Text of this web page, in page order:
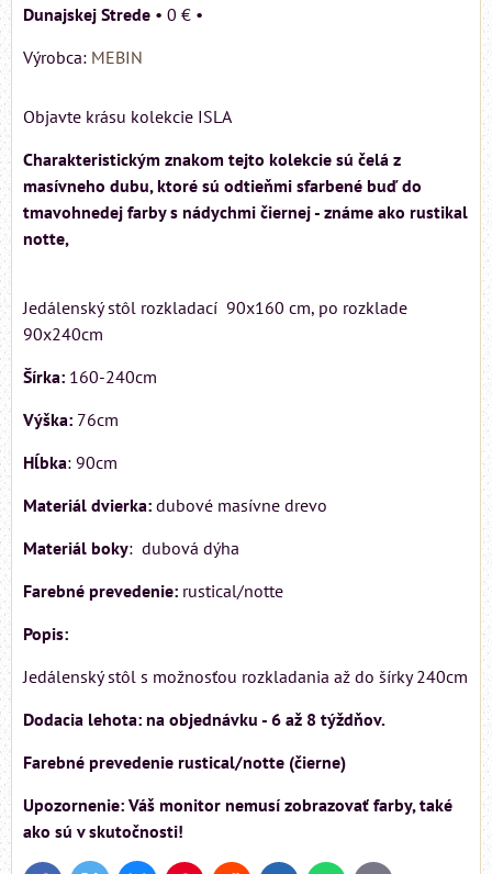
Dunajskej Strede • 0 € •
Výrobca: MEBIN
Objavte krásu kolekcie ISLA
Charakteristickým znakom tejto kolekcie sú čelá z
masívneho dubu, ktoré sú odtieňmi sfarbené buď do
tmavohnedej farby s nádychmi čiernej - známe ako rustikal
notte,
Jedálenský stôl rozkladací 90x160 cm, po rozklade
90x240cm
Šírka: 160-240cm
Výška: 76cm
Hĺbka: 90cm
Materiál dvierka: dubové masívne drevo
Materiál boky: dubová dýha
Farebné prevedenie: rustical/notte
Popis:
Jedálenský stôl s možnosťou rozkladania až do šírky 240cm
Dodacia lehota: na objednávku - 6 až 8 týždňov.
Farebné prevedenie rustical/notte (čierne)
Upozornenie: Váš monitor nemusí zobrazovať farby, také
ako sú v skutočnosti!